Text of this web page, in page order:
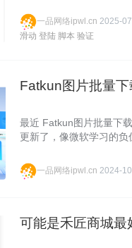
一品网络ipwl.cn2025-
滑动 登陆 脚本 验证
Fatkun图片批量
最近 Fatkun图片批量下
更新了，像微软学习的
一品网络ipwl.cn2024-
可能是禾匠商城最